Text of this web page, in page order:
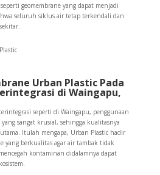
geomembrane yang dapat menjadi
seluruh siklus air tetap terkendali dan
Urban Plastic Pada
di Waingapu,
seperti di Waingapu, penggunaan
sangat krusial, sehingga kualitasnya
Itulah mengapa, Urban Plastic hadir
yang berkualitas agar air tambak tidak
kontaminan didalamnya dapat